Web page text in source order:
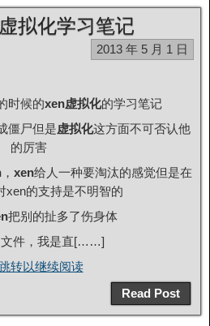
拟化学习笔记
2013 年 5 月 1 日
时候的xen虚拟化的学习笔记
僵尸但是虚拟化这方面不可否认他
的厉害
， xen给人一种要淘汰的感觉但是在
xen的支持是不明智的
把别的扯多了伤身体
文件，我是直[……]
转以继续阅读
Read Post